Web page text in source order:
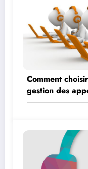
Comment
gestion des
votre entreprise